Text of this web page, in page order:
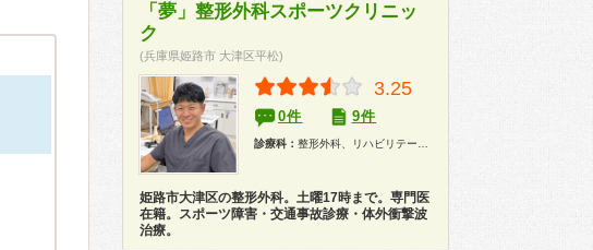
「夢」整形外科スポーツクリニッ
ク
(兵庫県姫路市 大津区平松)
3.25
0件 9件
診療科： 整形外科、リハビリテーション科
姫路市大津区の整形外科。土曜17時まで。専門医
在籍。スポーツ障害・交通事故診療・体外衝撃波
治療。